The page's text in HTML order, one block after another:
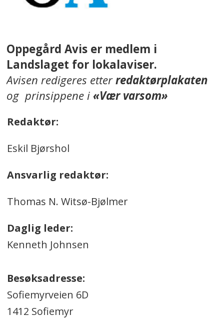
Oppegård Avis er medlem i
Landslaget for lokalaviser.
Avisen redigeres etterredaktørplakaten
og prinsippene i«Vær varsom»
Redaktør:
Eskil Bjørshol
Ansvarlig redaktør:
Thomas N. Witsø-Bjølmer
Daglig leder:
Kenneth Johnsen
Besøksadresse:
Sofiemyrveien 6D
1412 Sofiemyr